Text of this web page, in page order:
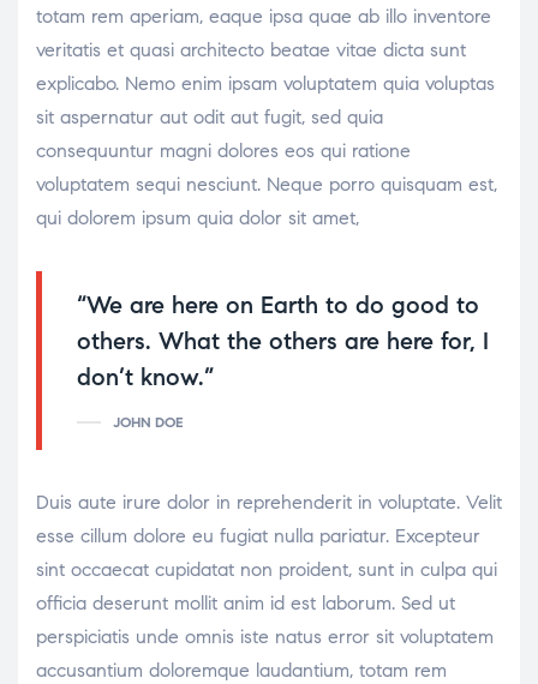
totam rem aperiam, eaque ipsa quae ab illo inventore
veritatis et quasi architecto beatae vitae dicta sunt
explicabo. Nemo enim ipsam voluptatem quia voluptas
sit aspernatur aut odit aut fugit, sed quia
consequuntur magni dolores eos qui ratione
voluptatem sequi nesciunt. Neque porro quisquam est,
qui dolorem ipsum quia dolor sit amet,
“We are here on Earth to do good to
others. What the others are here for, I
don’t know.”
JOHN DOE
Duis aute irure dolor in reprehenderit in voluptate. Velit
esse cillum dolore eu fugiat nulla pariatur. Excepteur
sint occaecat cupidatat non proident, sunt in culpa qui
officia deserunt mollit anim id est laborum. Sed ut
perspiciatis unde omnis iste natus error sit voluptatem
accusantium doloremque laudantium, totam rem